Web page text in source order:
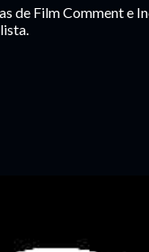
de Film Comment e